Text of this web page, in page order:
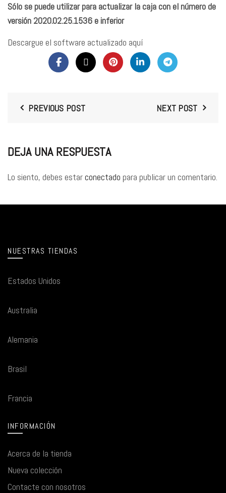
Sólo se puede utilizar para actualizar la caja con el número de
versión 2020.02.25.1536 e inferior
Descargue el software actualizado aquí
PREVIOUS POST NEXT POST
DEJA UNA RESPUESTA
Lo siento, debes estarconectado para publicar un comentario.
NUESTRAS TIENDAS
Estados Unidos
Australia
Alemania
Brasil
Francia
INFORMACIÓN
Acerca de la tienda
Nueva colección
Contacte con nosotros